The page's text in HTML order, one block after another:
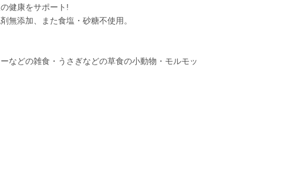
健康をサポート!
無添加、また食塩・砂糖不使用。
ーなどの雑食・うさぎなどの草食の小動物・モルモッ